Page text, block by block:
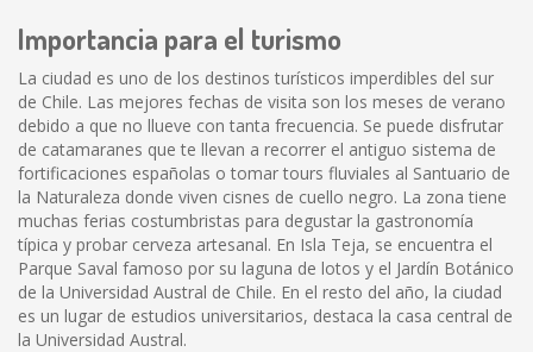
Importancia para el turismo
La ciudad es uno de los destinos turísticos imperdibles del sur
de Chile. Las mejores fechas de visita son los meses de verano
debido a que no llueve con tanta frecuencia. Se puede disfrutar
de catamaranes que te llevan a recorrer el antiguo sistema de
fortificaciones españolas o tomar tours fluviales al Santuario de
la Naturaleza donde viven cisnes de cuello negro. La zona tiene
muchas ferias costumbristas para degustar la gastronomía
típica y probar cerveza artesanal. En Isla Teja, se encuentra el
Parque Saval famoso por su laguna de lotos y el Jardín Botánico
de la Universidad Austral de Chile. En el resto del año, la ciudad
es un lugar de estudios universitarios, destaca la casa central de
la Universidad Austral.